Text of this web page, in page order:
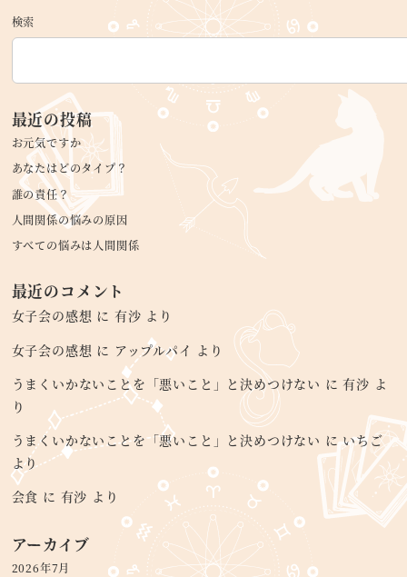
検索
最近の投稿
お元気ですか
あなたはどのタイプ？
誰の責任？
人間関係の悩みの原因
すべての悩みは人間関係
最近のコメント
女子会の感想 に 有沙 より
女子会の感想 に アップルパイ より
うまくいかないことを「悪いこと」と決めつけない に有沙 よ
り
うまくいかないことを「悪いこと」と決めつけない にいちご
より
会食 に 有沙 より
アーカイブ
2026年7月